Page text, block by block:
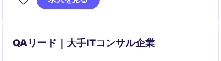
QAリード｜大手ITコンサル企業